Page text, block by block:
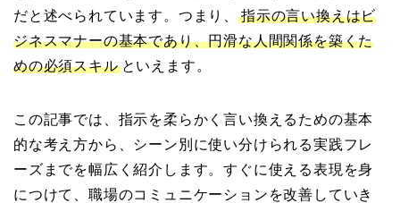
だと述べられています。つまり、
指示の言い換えはビ
ジネスマナーの基本であり、円滑な人間関係を築くた
めの必須スキルといえます。
この記事では、指示を柔らかく言い換えるための基本
的な考え方から、シーン別に使い分けられる実践フレ
ーズまでを幅広く紹介します。すぐに使える表現を身
につけて、職場のコミュニケーションを改善していき